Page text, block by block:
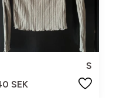
S
SEK